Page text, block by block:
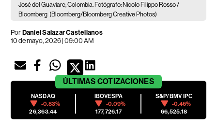
José del Guaviare, Colombia. Fotógrafo: Nicolo Filippo Rosso /
Bloomberg (Bloomberg/Bloomberg Creative Photos)
PorDaniel Salazar Castellanos
10 de mayo, 2026 | 09:00 AM
ÚLTIMAS COTIZACIONES
NASDAQ
-0.83%
26,363.44
IBOVESPA
-0.09%
177,726.17
S&P/BMV IPC
-0.46%
66,525.18